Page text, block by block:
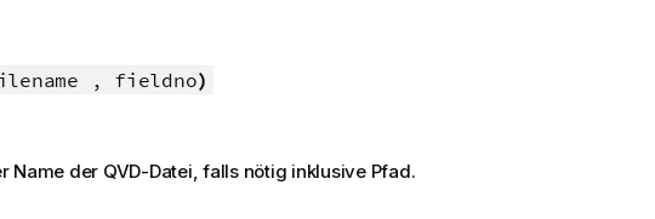
, fieldno)
Name der QVD-Datei, falls nötig inklusive Pfad.